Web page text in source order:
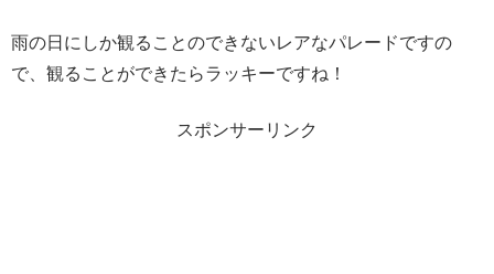
雨の日にしか観ることのできないレアなパレードですの
で、観ることができたらラッキーですね！
スポンサーリンク